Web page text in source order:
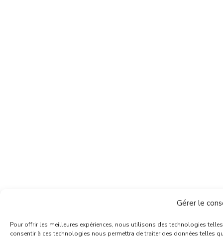
Gérer le
Pour offrir les meilleures expériences, nous utilisons des technologies
consentir à ces technologies nous permettra de traiter des données telles